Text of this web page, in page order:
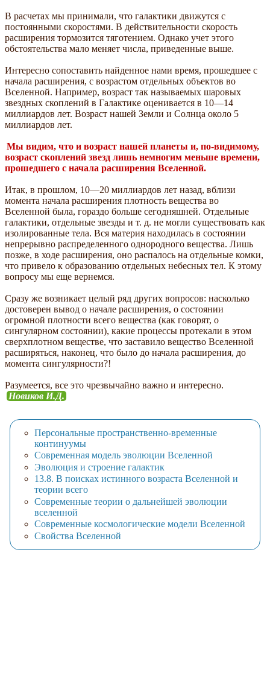
В расчетах мы принимали, что галактики движутся с
постоянными скоростями. В действительности скорость
расширения тормозится тяготением. Однако учет этого
обстоятельства мало меняет числа, приведенные выше.
Интересно сопоставить найденное нами время, прошедшее с
начала расширения, с возрастом отдельных объектов во
Вселенной. Например, возраст так называемых шаровых
звездных скоплений в Галактике оценивается в 10—14
миллиардов лет. Возраст нашей Земли и Солнца около 5
миллиардов лет.
Мы видим, что и возраст нашей планеты и, по-видимому,
возраст скоплений звезд лишь немногим меньше времени,
прошедшего с начала расширения Вселенной.
Итак, в прошлом, 10—20 миллиардов лет назад, вблизи
момента начала расширения плотность вещества во
Вселенной была, гораздо больше сегодняшней. Отдельные
галактики, отдельные звезды и т. д. не могли существовать как
изолированные тела. Вся материя находилась в состоянии
непрерывно распределенного однородного вещества. Лишь
позже, в ходе расширения, оно распалось на отдельные комки,
что привело к образованию отдельных небесных тел. К этому
вопросу мы еще вернемся.
Сразу же возникает целый ряд других вопросов: насколько
достоверен вывод о начале расширения, о состоянии
огромной плотности всего вещества (как говорят, о
сингулярном состоянии), какие процессы протекали в этом
сверхплотном веществе, что заставило вещество Вселенной
расширяться, наконец, что было до начала расширения, до
момента сингулярности?!
Разумеется, все это чрезвычайно важно и интересно.
Новиков И.Д.
Персональные пространственно-временные
континуумы
Современная модель эволюции Вселенной
Эволюция и строение галактик
13.8. В поисках истинного возраста Вселенной и
теории всего
Современные теории о дальнейшей эволюции
вселенной
Современные космологические модели Вселенной
Свойства Вселенной